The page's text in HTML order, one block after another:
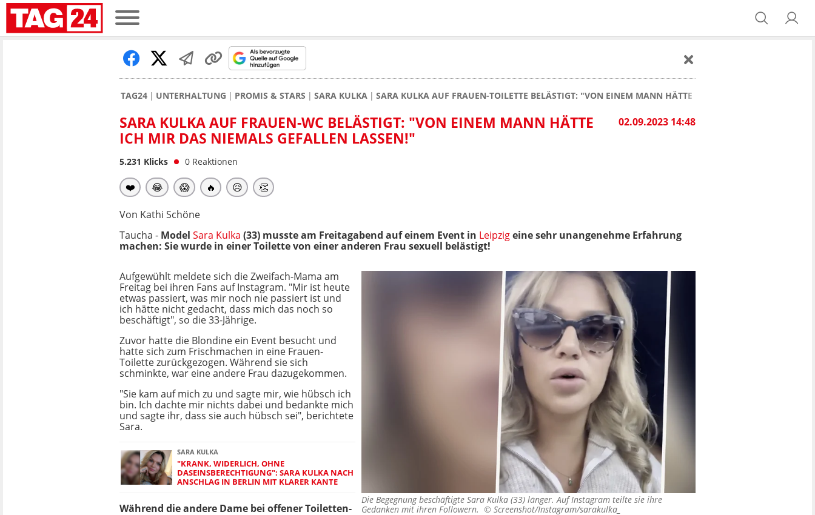
TAG24 UNTERHALTUNG PROMIS & STARS SARA KULKA SARA KULKA AUF FRAUEN-TOILETTE BELÄSTIGT: "VON EINEM MANN HÄTTE ICH MIR DAS NIEMALS
02.09.2023 14:48
SARA KULKA AUF FRAUEN-WC BELÄSTIGT: "VON EINEM MANN HÄTTE
ICH MIR DAS NIEMALS GEFALLEN LASSEN!"
5.231 Klicks 0 Reaktionen
❤️ 😂 😱 🔥 😥 👏
Von Kathi Schöne
Taucha - Model Sara Kulka (33) musste am Freitagabend auf einem Event in Leipzigeine sehr unangenehme Erfahrung
machen: Sie wurde in einer Toilette von einer anderen Frau sexuell belästigt!
Die Begegnung beschäftigte Sara Kulka (33) länger. Auf Instagram teilte sie ihre
Gedanken mit ihren Followern. © Screenshot/Instagram/sarakulka_
Aufgewühlt meldete sich die Zweifach-Mama am
Freitag bei ihren Fans auf Instagram. "Mir ist heute
etwas passiert, was mir noch nie passiert ist und
ich hätte nicht gedacht, dass mich das noch so
beschäftigt", so die 33-Jährige.
Zuvor hatte die Blondine ein Event besucht und
hatte sich zum Frischmachen in eine Frauen-
Toilette zurückgezogen. Während sie sich
schminkte, war eine andere Frau dazugekommen.
"Sie kam auf mich zu und sagte mir, wie hübsch ich
bin. Ich dachte mir nichts dabei und bedankte mich
und sagte ihr, dass sie auch hübsch sei", berichtete
Sara.
SARA KULKA
"KRANK, WIDERLICH, OHNE
DASEINSBERECHTIGUNG": SARA KULKA NACH
ANSCHLAG IN BERLIN MIT KLARER KANTE
Während die andere Dame bei offener Toiletten-